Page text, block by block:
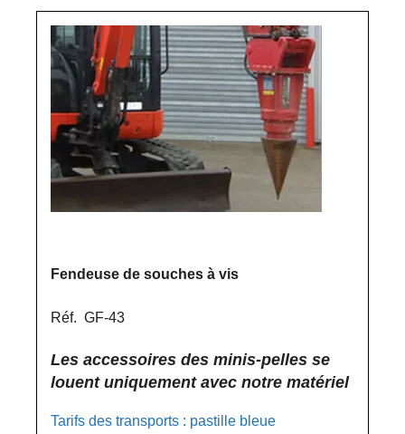
Fendeuse de souches à vis
Réf. GF-43
Les accessoires des minis-pelles se
louent uniquement avec notre matériel
Tarifs des transports : pastille bleue